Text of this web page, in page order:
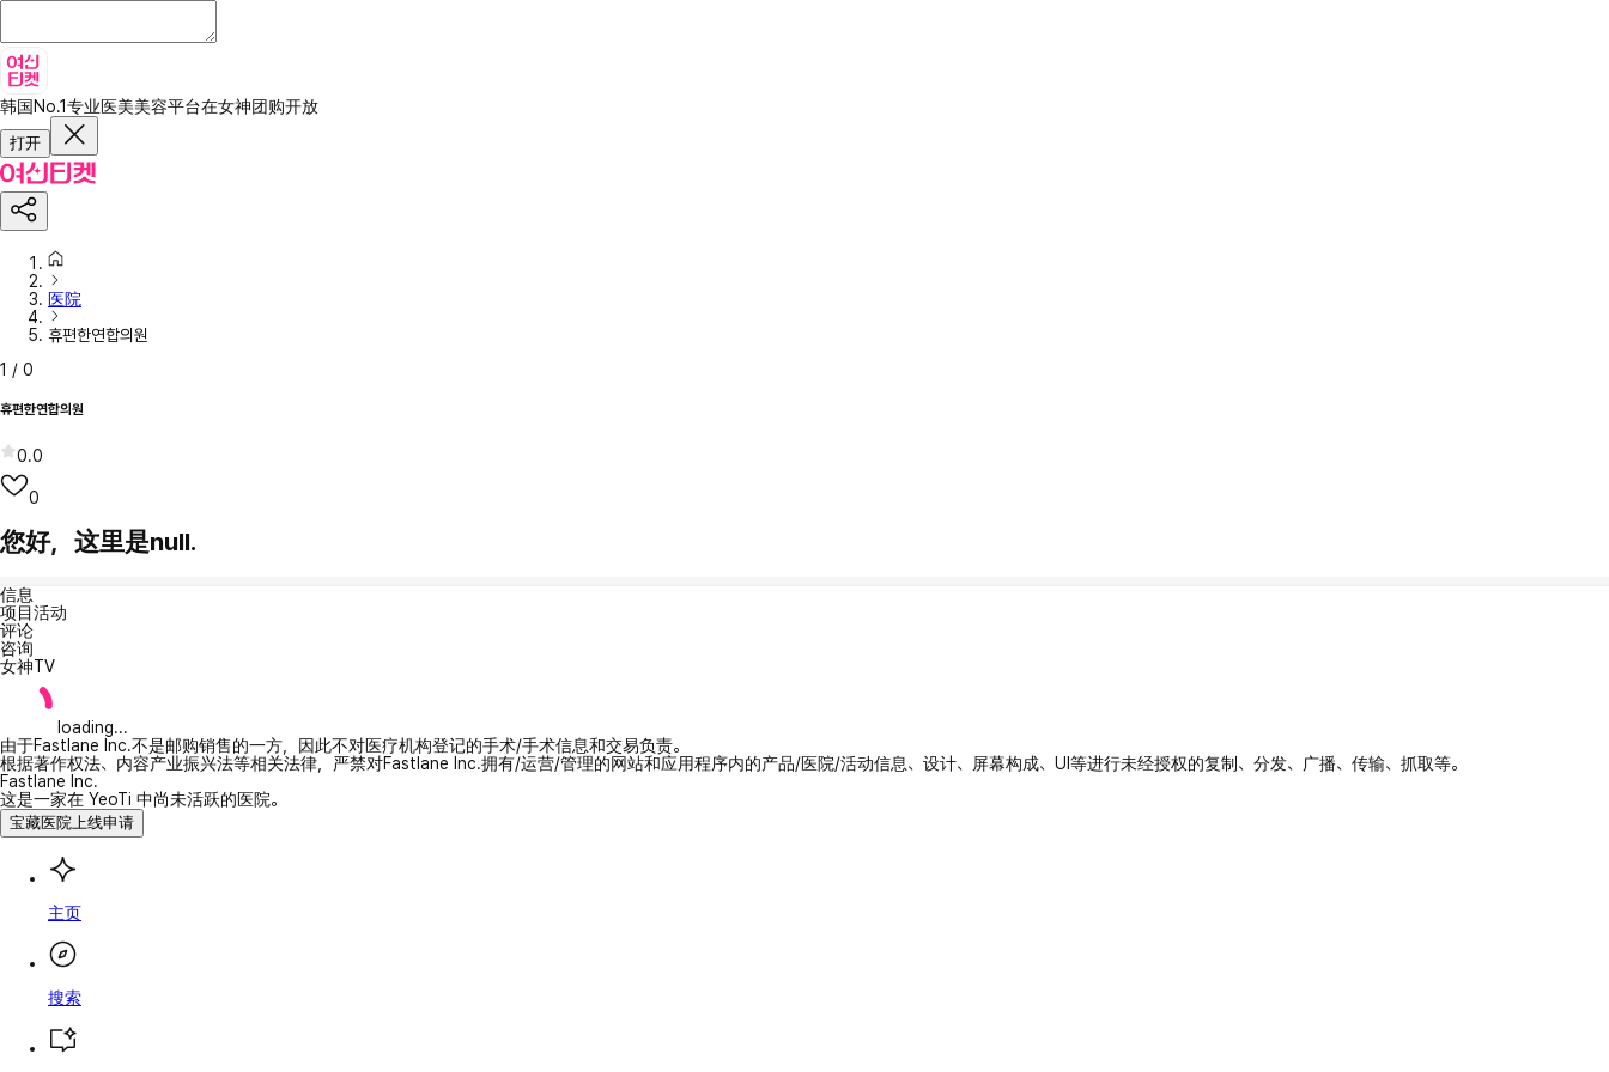
韩国No.1专业医美美容平台在女神团购开放
打开
医院
휴편한연합의원
1 / 0
휴편한연합의원
0.0
0
您好，这里是null.
信息
项目活动
评论
咨询
女神TV
loading...
由于Fastlane Inc.不是邮购销售的一方，因此不对医疗机构登记的手术/手术信息和交易负责。
根据著作权法、内容产业振兴法等相关法律，严禁对Fastlane Inc.拥有/运营/管理的网站和应用程序内的产品/医院/活动信息、设计、屏幕构成、UI等进行未经授权的复制、分发、广播、传输、抓取等。
Fastlane Inc.
这是一家在 YeoTi 中尚未活跃的医院。
宝藏医院上线申请
主页
搜索